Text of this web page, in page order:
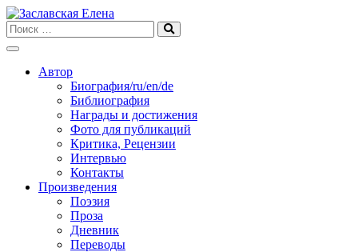
Skip
to
content
Автор
Биография/ru/en/de
Библиография
Награды и достижения
Фото для публикаций
Критика, Рецензии
Интервью
Контакты
Произведения
Поэзия
Проза
Дневник
Переводы